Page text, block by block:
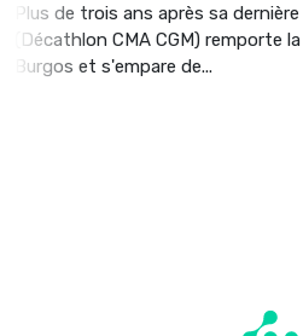
Plus de trois ans après sa
(Décathlon CMA CGM) remporte
Burgos et s'empare de...